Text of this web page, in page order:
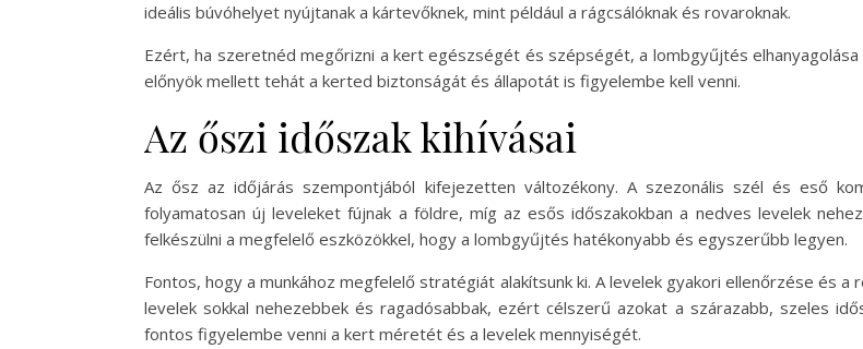
ideális búvóhelyet nyújtanak a kártevőknek, mint például a rágcsálóknak és rovaroknak.
Ezért, ha szeretnéd megőrizni a kert egészségét és szépségét, a lombgyűjtés
előnyök mellett tehát a kerted biztonságát és állapotát is figyelembe kell venni.
Az őszi időszak kihívásai
Az ősz az időjárás szempontjából kifejezetten változékony. A szezonális szél és eső
folyamatosan új leveleket fújnak a földre, míg az esős időszakokban a nedves levelek
felkészülni a megfelelő eszközökkel, hogy a lombgyűjtés hatékonyabb és egyszerűbb legyen.
Fontos, hogy a munkához megfelelő stratégiát alakítsunk ki. A levelek gyakori ellenőrzése és
levelek sokkal nehezebbek és ragadósabbak, ezért célszerű azokat a szárazabb, szeles
fontos figyelembe venni a kert méretét és a levelek mennyiségét.